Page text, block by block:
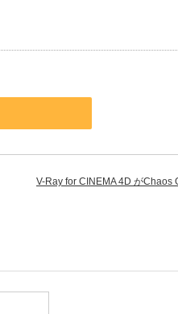
V-Ray for CINEMA 4D がChaos